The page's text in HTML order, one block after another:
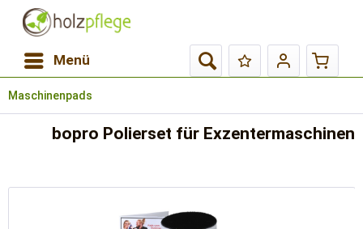
Menü
Maschinenpads
bopro Polierset für Exzentermaschinen